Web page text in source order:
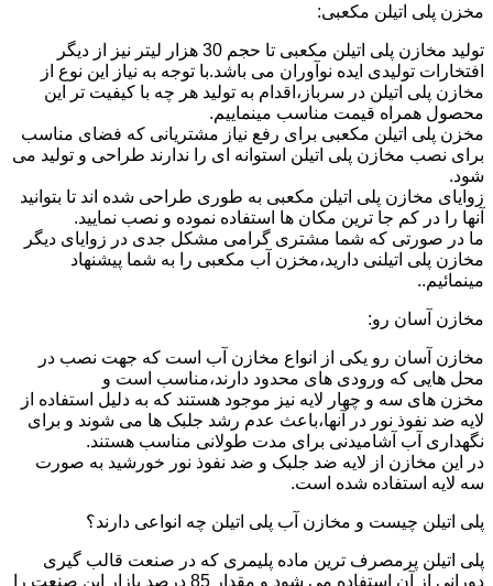
مخزن پلی اتیلن مکعبی:
تولید مخازن پلی اتیلن مکعبی تا حجم 30 هزار لیتر نیز از دیگر
افتخارات تولیدی ایده نوآوران می باشد.با توجه به نیاز این نوع از
مخازن پلی اتیلن در سرباز،اقدام به تولید هر چه با کیفیت تر این
محصول همراه قیمت مناسب مینماییم.
مخزن پلی اتیلن مکعبی برای رفع نیاز مشتریانی که فضای مناسب
برای نصب مخازن پلی اتیلن استوانه ای را ندارند طراحی و تولید می
شود.
زوایای مخازن پلی اتیلن مکعبی به طوری طراحی شده اند تا بتوانید
آنها را در کم جا ترین مکان ها استفاده نموده و نصب نمایید.
ما در صورتی که شما مشتری گرامی مشکل جدی در زوایای دیگر
مخازن پلی اتیلنی دارید،مخزن آب مکعبی را به شما پیشنهاد
مینمائیم..
مخازن آسان رو:
مخازن آسان رو یکی از انواع مخازن آب است که جهت نصب در
محل هایی که ورودی های محدود دارند،مناسب است و
مخزن های سه و چهار لایه نیز موجود هستند که به دلیل استفاده از
لایه ضد نفوذ نور در آنها،باعث عدم رشد جلبک ها می شوند و برای
نگهداری آب آشامیدنی برای مدت طولانی مناسب هستند.
در این مخازن از لایه ضد جلبک و ضد نفوذ نور خورشید به صورت
سه لایه استفاده شده است.
پلی اتیلن چیست و مخازن آب پلی اتیلن چه انواعی دارند؟
پلی اتیلن پرمصرف ترین ماده پلیمری که در صنعت قالب گیری
دورانی از آن استفاده می شود و مقدار 85 درصد بازار این صنعت را